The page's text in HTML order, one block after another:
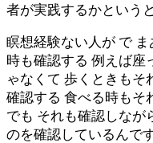
者が実践するかというと
瞑想経験ない人が で
時も確認する 例えば座
ゃなくて 歩くときもそ
確認する 食べる時もそ
でも それも確認しなが
のを確認しているんで